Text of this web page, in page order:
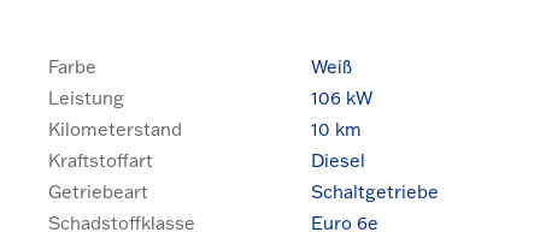
Farbe
Weiß
Leistung
106 kW
Kilometerstand
10 km
Kraftstoffart
Diesel
Getriebeart
Schaltgetriebe
Schadstoffklasse
Euro 6e